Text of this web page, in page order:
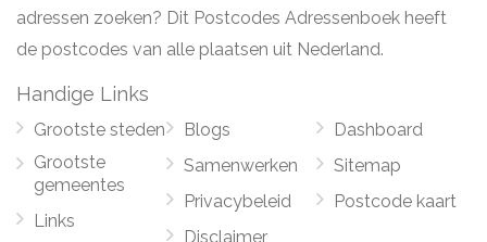
adressen zoeken? Dit Postcodes Adressenboek heeft
de postcodes van alle plaatsen uit Nederland.
Handige Links
Grootste steden
Grootste
gemeentes
Links
Blogs
Samenwerken
Privacybeleid
Disclaimer
Dashboard
Sitemap
Postcode kaart